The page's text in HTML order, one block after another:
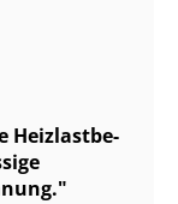
Heiz­last­be­